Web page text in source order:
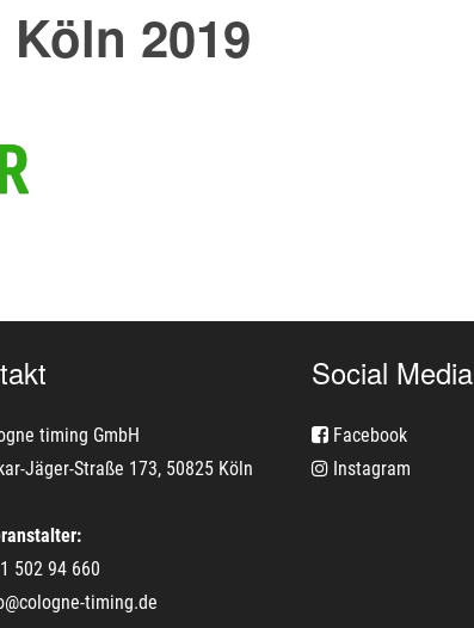
2019
timing GmbH
Jäger-Straße 173, 50825 Köln
502 94 660
timing.de
Social Media
Facebook
Instagram